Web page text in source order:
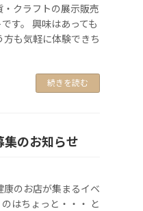
クラフトの展示販売
す。 興味はあっても
も気軽に体験できち
続きを読む
のお知らせ
のお店が集まるイベ
はちょっと・・・ と